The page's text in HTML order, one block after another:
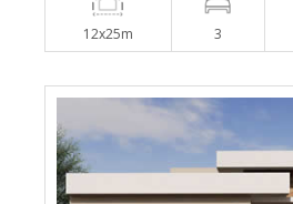
12x25m 3